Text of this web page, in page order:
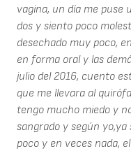
vagina, un día me puse
dos y siento poco
desechado muy poco,
en forma oral y las
julio del 2016, cuento
que me llevara al
tengo mucho miedo y
sangrado y según
poco y en veces nada,